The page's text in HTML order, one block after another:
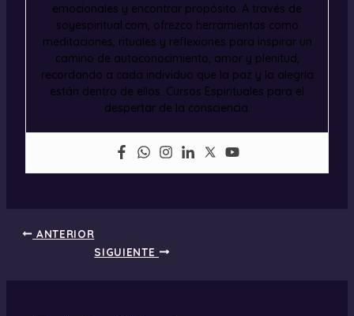
emocionales y encontrar propósito. A través de
soyespiritual.com, ofrezco herramientas como
meditaciones, rituales y reflexiones para inspirar un
camino de autoconocimiento, amor y plenitud,
recordando a cada individuo que la paz y la alegría
están dentro de ellos. Cursos Espirituales para el
despertar de la consciencia.
ANTERIOR
SIGUIENTE